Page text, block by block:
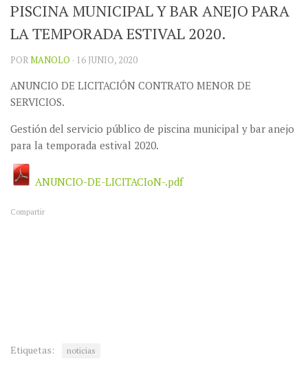
PISCINA MUNICIPAL Y BAR ANEJO PARA
LA TEMPORADA ESTIVAL 2020.
PORMANOLO · 16 JUNIO, 2020
ANUNCIO DE LICITACIÓN CONTRATO MENOR DE
SERVICIOS.
Gestión del servicio público de piscina municipal y bar anejo
para la temporada estival 2020.
ANUNCIO-DE-LICITACIoN-.pdf
Compartir
Etiquetas: noticias